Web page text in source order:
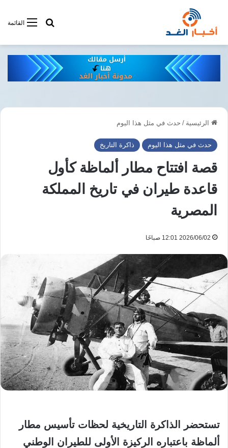
القائمةأبحت فى
الرئيسية / حدث في مثل هذا اليوم
حدث في مثل هذا اليوم ذاكرة التاريخ
قصة افتتاح مطار ألماظة كأول
قاعدة طيران في تاريخ المملكة
المصرية
2026/06/02 12:01 صباحًا
تستحضر الذاكرة التاريخية لحظات تأسيس مطار
ألماظة باعتباره الركيزة الأولى للطيران الوطني